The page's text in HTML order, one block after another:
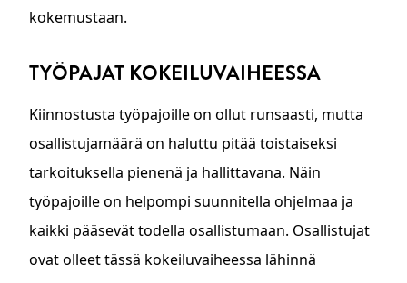
kokemustaan.
TYÖPAJAT KOKEILUVAIHEESSA
Kiinnostusta työpajoille on ollut runsaasti, mutta
osallistujamäärä on haluttu pitää toistaiseksi
tarkoituksella pienenä ja hallittavana. Näin
työpajoille on helpompi suunnitella ohjelmaa ja
kaikki pääsevät todella osallistumaan. Osallistujat
ovat olleet tässä kokeiluvaiheessa lähinnä